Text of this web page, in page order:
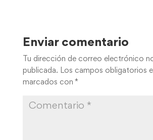
Enviar comentario
Tu dirección de correo electrónico
publicada.
Los campos obligatorios
marcados con *